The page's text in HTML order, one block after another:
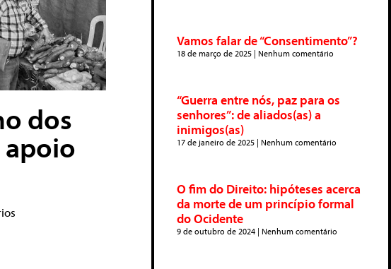
dos
apoio
Vamos falar de “Consentimento”?
18 de março de 2025 Nenhum comentário
“Guerra entre nós, paz para os
senhores”: de aliados(as) a
inimigos(as)
17 de janeiro de 2025 Nenhum comentário
O fim do Direito: hipóteses acerca
da morte de um princípio formal
do Ocidente
9 de outubro de 2024 Nenhum comentário